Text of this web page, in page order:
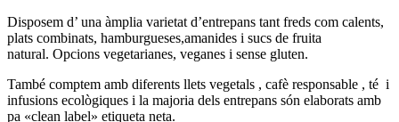
Disposem d’ una àmplia varietat d’entrepans tant freds com calents,
plats combinats, hamburgueses,amanides i sucs de fruita
natural. Opcions vegetarianes, veganes i sense gluten.
També comptem amb diferents llets vegetals , cafè responsable , té i
infusions ecològiques i la majoria dels entrepans són elaborats amb
pa «clean label» etiqueta neta.